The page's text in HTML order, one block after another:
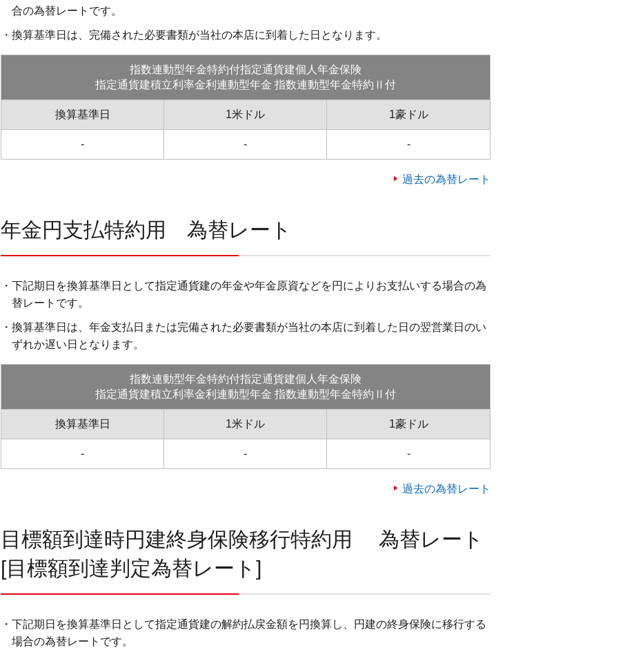
合の為替レートです。
・換算基準日は、完備された必要書類が当社の本店に到着した日となります。
指数連動型年金特約付指定通貨建個人年金保険
指定通貨建積立利率金利連動型年金 指数連動型年金特約Ⅱ付
換算基準日 1米ドル 1豪ドル
- - -
過去の為替レート
年金円支払特約用 為替レート
・下記期日を換算基準日として指定通貨建の年金や年金原資などを円によりお支払いする場合の為
替レートです。
・換算基準日は、年金支払日または完備された必要書類が当社の本店に到着した日の翌営業日のい
ずれか遅い日となります。
指数連動型年金特約付指定通貨建個人年金保険
指定通貨建積立利率金利連動型年金 指数連動型年金特約Ⅱ付
換算基準日 1米ドル 1豪ドル
- - -
過去の為替レート
目標額到達時円建終身保険移行特約用 為替レート
[目標額到達判定為替レート]
・下記期日を換算基準日として指定通貨建の解約払戻金額を円換算し、円建の終身保険に移行する
場合の為替レートです。